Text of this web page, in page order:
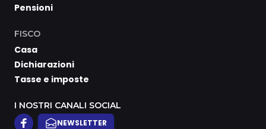
Pensioni
FISCO
Casa
Dichiarazioni
Tasse e imposte
I NOSTRI CANALI SOCIAL
NEWSLETTER